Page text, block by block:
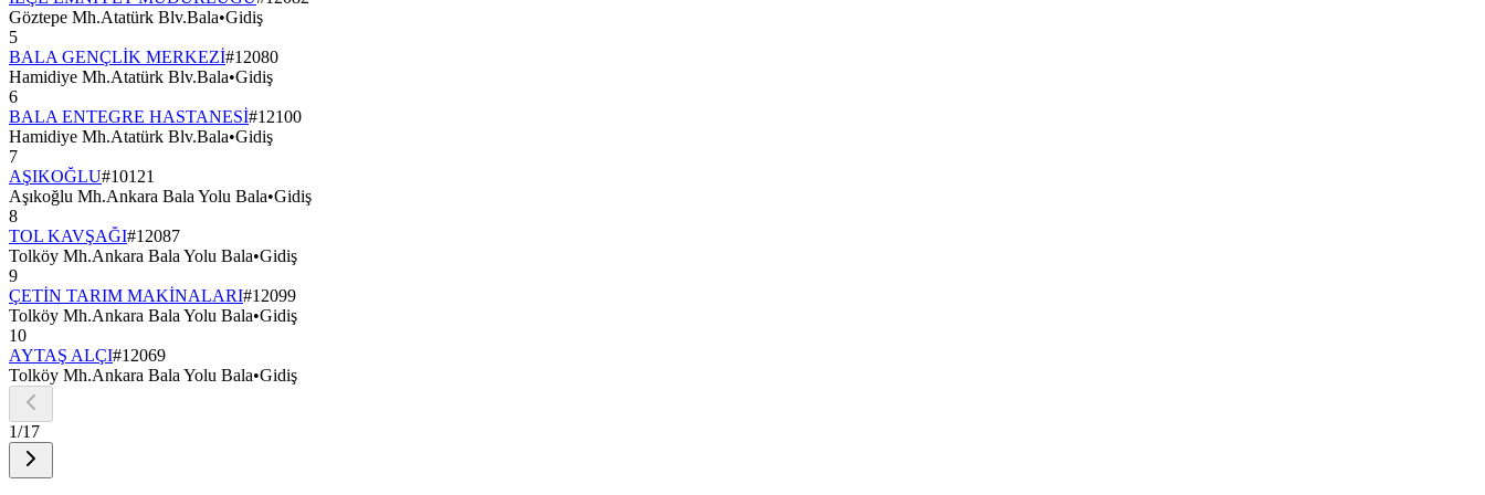
Göztepe Mh.Atatürk Blv.Bala•Gidiş
5
BALA GENÇLİK MERKEZİ#12080
Hamidiye Mh.Atatürk Blv.Bala•Gidiş
6
BALA ENTEGRE HASTANESİ#12100
Hamidiye Mh.Atatürk Blv.Bala•Gidiş
7
AŞIKOĞLU#10121
Aşıkoğlu Mh.Ankara Bala Yolu Bala•Gidiş
8
TOL KAVŞAĞI#12087
Tolköy Mh.Ankara Bala Yolu Bala•Gidiş
9
ÇETİN TARIM MAKİNALARI#12099
Tolköy Mh.Ankara Bala Yolu Bala•Gidiş
10
AYTAŞ ALÇI#12069
Tolköy Mh.Ankara Bala Yolu Bala•Gidiş
1/17